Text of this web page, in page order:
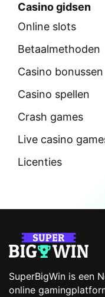
Casino gidsen
Online slots
Betaalmethoden
Casino bonussen
Casino spellen
Crash games
Live casino
Licenties
SuperBigWin is een
online